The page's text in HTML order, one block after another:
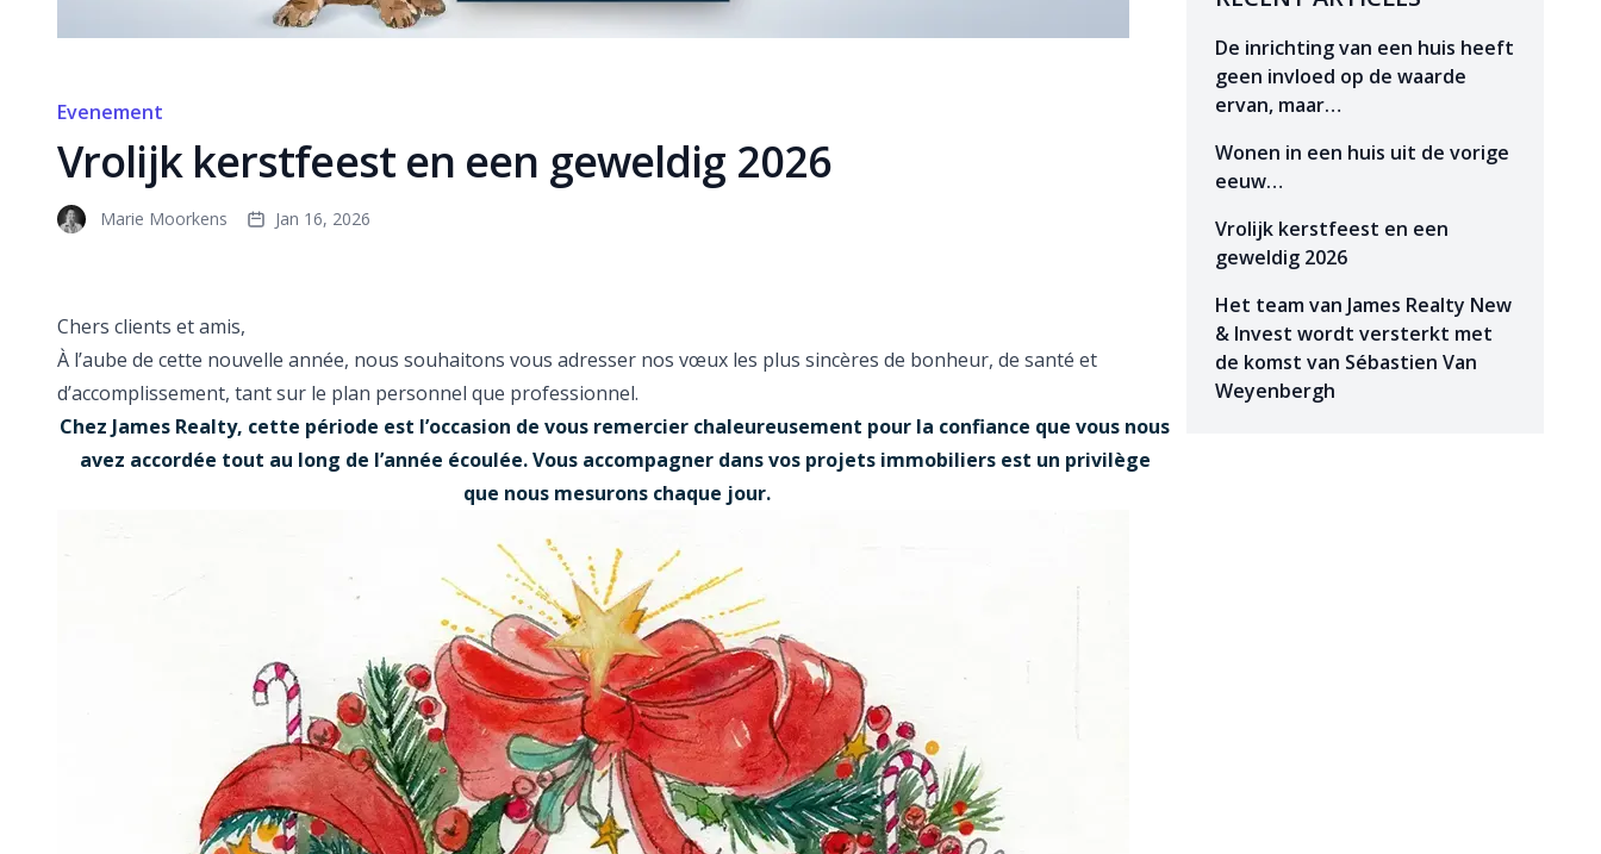
Evenement
Vrolijk kerstfeest en een geweldig 2026
Marie Moorkens Jan 16, 2026
Chers clients et amis,
À l’aube de cette nouvelle année, nous souhaitons vous adresser nos vœux les plus sincères de bonheur, de santé et
d’accomplissement, tant sur le plan personnel que professionnel.
Chez James Realty, cette période est l’occasion de vous remercier chaleureusement pour la confiance que vous nous
avez accordée tout au long de l’année écoulée. Vous accompagner dans vos projets immobiliers est un privilège
que nous mesurons chaque jour.
De inrichting van een huis heeft
geen invloed op de waarde
ervan, maar…
Wonen in een huis uit de vorige
eeuw…
Vrolijk kerstfeest en een
geweldig 2026
Het team van James Realty New
& Invest wordt versterkt met
de komst van Sébastien Van
Weyenbergh